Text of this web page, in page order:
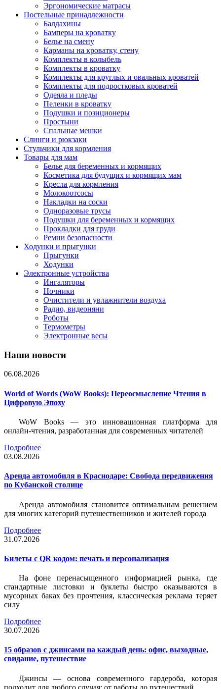
Эргономические матрасы
Постельные принадлежности
Балдахины
Бамперы на кроватку
Белье на смену
Карманы на кроватку, стену
Комплекты в колыбель
Комплекты в кроватку
Комплекты для круглых и овальных кроватей
Комплекты для подростковых кроватей
Одеяла и пледы
Пеленки в кроватку
Подушки и позиционеры
Простыни
Спальные мешки
Слинги и рюкзаки
Стульчики для кормления
Товары для мам
Белье для беременных и кормящих
Косметика для будущих и кормящих мам
Кресла для кормления
Молокоотсосы
Накладки на соски
Одноразовые трусы
Подушки для беременных и кормящих
Прокладки для груди
Ремни безопасности
Ходунки и прыгунки
Прыгунки
Ходунки
Электронные устройства
Ингаляторы
Ночники
Очистители и увлажнители воздуха
Радио, видеоняни
Роботы
Термометры
Электронные весы
Наши новости
06.08.2026
World of Words (WoW Books): Переосмысление Чтения в
Цифровую Эпоху
WoW Books — это инновационная платформа для
онлайн-чтения, разработанная для современных читателей
Подробнее
03.08.2026
Аренда автомобиля в Краснодаре: Свобода передвижения
по Кубанской столице
Аренда автомобиля становится оптимальным решением
для многих категорий путешественников и жителей города
Подробнее
31.07.2026
Билеты c QR кодом: печать и персонализация
На фоне перенасыщенного информацией рынка, где
стандартные листовки и буклеты быстро оказываются в
мусорных баках без прочтения, классическая реклама теряет
силу
Подробнее
30.07.2026
15 образов с джинсами на каждый день: офис, выходные,
свидание, путешествие
Джинсы — основа современного гардероба, которая
подходит для любого случая: от работы до путешествий